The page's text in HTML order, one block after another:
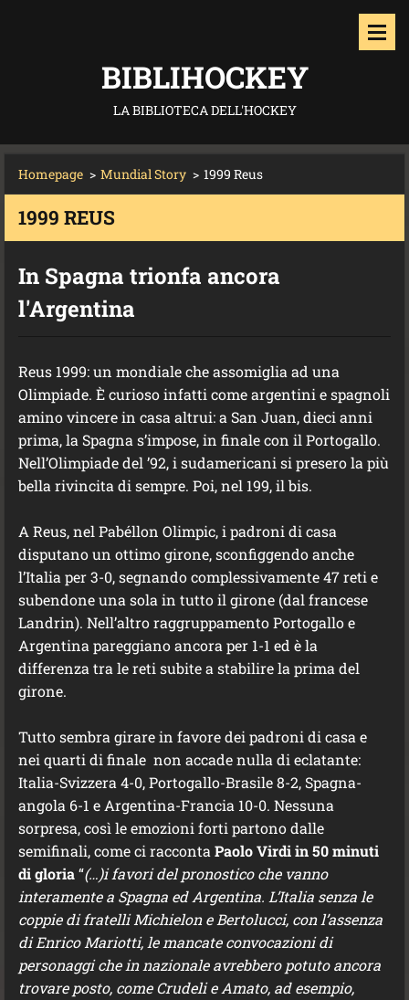
BIBLIHOCKEY
LA BIBLIOTECA DELL'HOCKEY
Homepage > Mundial Story > 1999 Reus
1999 REUS
In Spagna trionfa ancora
l'Argentina
Reus 1999: un mondiale che assomiglia ad una
Olimpiade. È curioso infatti come argentini e spagnoli
amino vincere in casa altrui: a San Juan, dieci anni
prima, la Spagna s’impose, in finale con il Portogallo.
Nell’Olimpiade del ’92, i sudamericani si presero la più
bella rivincita di sempre. Poi, nel 199, il bis.
A Reus, nel Pabéllon Olimpic, i padroni di casa
disputano un ottimo girone, sconfiggendo anche
l’Italia per 3-0, segnando complessivamente 47 reti e
subendone una sola in tutto il girone (dal francese
Landrin). Nell’altro raggruppamento Portogallo e
Argentina pareggiano ancora per 1-1 ed è la
differenza tra le reti subite a stabilire la prima del
girone.
Tutto sembra girare in favore dei padroni di casa e
nei quarti di finale non accade nulla di eclatante:
Italia-Svizzera 4-0, Portogallo-Brasile 8-2, Spagna-
angola 6-1 e Argentina-Francia 10-0. Nessuna
sorpresa, così le emozioni forti partono dalle
semifinali, come ci racconta Paolo Virdi in 50 minuti
di gloria“(…)i favori del pronostico che vanno
interamente a Spagna ed Argentina. L’Italia senza le
coppie di fratelli Michielon e Bertolucci, con l’assenza
di Enrico Mariotti, le mancate convocazioni di
personaggi che in nazionale avrebbero potuto ancora
trovare posto, come Crudeli e Amato, ad esempio,